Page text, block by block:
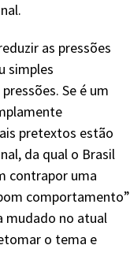
as pressões
simples
Se é um
pretextos estão
da qual o Brasil
contrapor uma
comportamento”
mudado no atual
o tema e